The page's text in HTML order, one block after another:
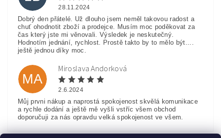
28.11.2024
Dobrý den přátelé. Už dlouho jsem neměl takovou radost a
chuť ohodnotit zboží a prodejce. Musím moc poděkovat za
čas který jste mi věnovali. Výsledek je neskutečný.
Hodnotím jednání, rychlost. Prostě takto by to mělo být....
ještě jednou díky moc.
MA
Miroslava Andorková
2.6.2024
Můj prvni nákup a naprostá spokojenost skvělá komunikace
a rychle dodání a ještě mě vyšli vstříc všem obchod
doporučuji za nás opravdu velká spokojenost ve všem.